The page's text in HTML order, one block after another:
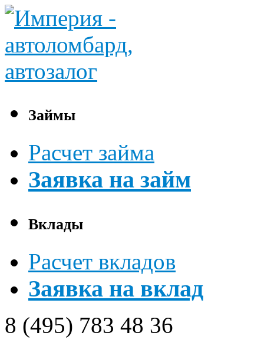
Займы
Расчет займа
Заявка на займ
Вклады
Расчет вкладов
Заявка на вклад
8 (495) 783 48 36